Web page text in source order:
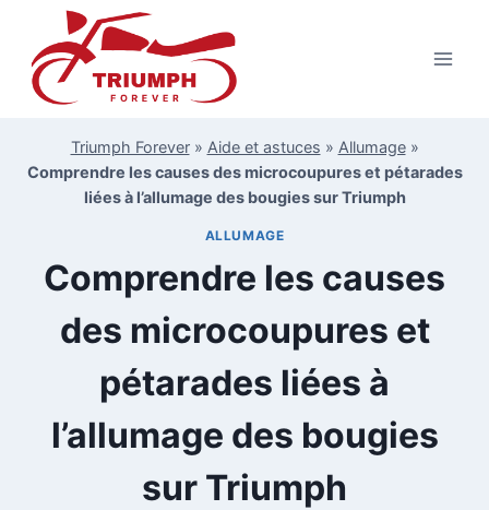
contenu
Triumph Forever» Aide et astuces » Allumage»
Comprendre les causes des microcoupures et pétarades
liées à l’allumage des bougies sur Triumph
ALLUMAGE
Comprendre les causes
des microcoupures et
pétarades liées à
l’allumage des bougies
sur Triumph